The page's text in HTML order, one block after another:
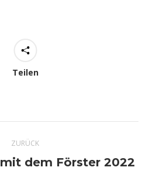
Teilen
ZURÜCK
Vorheriger
dem Förster 2022